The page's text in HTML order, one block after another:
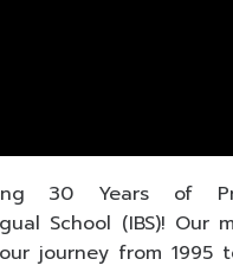
30 Years of
School (IBS)! Our
journey from 1995